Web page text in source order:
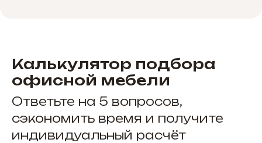
Калькулятор подбора
офисной мебели
Ответьте на 5 вопросов,
сэкономить время и получите
индивидуальный расчёт